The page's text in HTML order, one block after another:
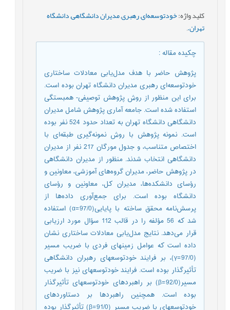
کلید واژه:خودتوسعه‌ای,رهبری,مدیران دانشگاهی,دانشگاه
تهران.,
چکیده مقاله:
پژوهش حاضر با هدف مدل‌یابی معادلات ساختاری
خودتوسعه‌ای رهبری مدیران دانشگاه تهران بوده است.
برای این منظور از روش پژوهش توصیفی- همبستگی
استفاده شده است. جامعه آماری پژوهش شامل مدیران
دانشگاهی دانشگاه تهران به تعداد حدود 524 نفر بوده
است. نمونه پژوهش با روش نمونه‌گیری طبقه‌ای با
اختصاص متناسب، و جدول مورگان 217 نفر از مدیران
دانشگاهی انتخاب شدند. منظور از مدیران دانشگاهی
در پژوهش حاضر، مدیران گروه‌های آموزشی، معاونین و
رؤسای دانشکده‌ها، مدیران کل، معاونین و رؤسای
دانشگاه بوده است. برای جمع‌آوری داده‌ها از
پرسش‌نامه‌ محقق ساخته با پایایی(97/0=α) استفاده
شد که 56 مؤلفه را در قالب 112 سؤال مورد ارزیابی
قرار می‌دهد. نتایج مدل‌یابی معادلات ساختاری نشان
داده است که عوامل زمینهای فردی با ضریب مسیر
(97/0=γ)، بر فرایند خودتوسعهای رهبران دانشگاهی
تأثیرگذار بوده است. فرایند خودتوسعهای نیز با ضریب
مسیر(92/0=β) بر راهبردهای خودتوسعهای تأثیرگذار
بوده است. همچنین راهبردها بر دستاوردهای
خودتوسعهای با ضریب مسیر (91/0=β) تأثیرگذار بوده